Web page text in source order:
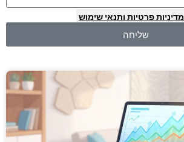
מדיניות פרטיות ותנאי שימוש
שליחה